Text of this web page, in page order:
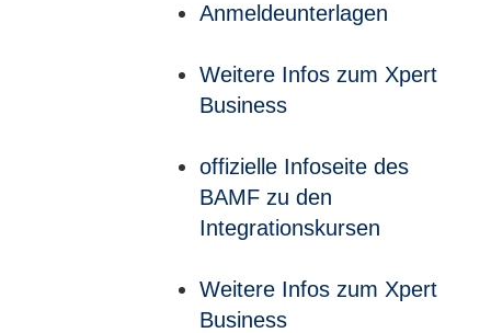
Anmeldeunterlagen
Weitere Infos zum Xpert
Business
offizielle Infoseite des
BAMF zu den
Integrationskursen
Weitere Infos zum Xpert
Business